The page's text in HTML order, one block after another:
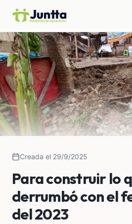
Creada el 29/9/2025
Para construir lo
derrumbó con el
del 2023